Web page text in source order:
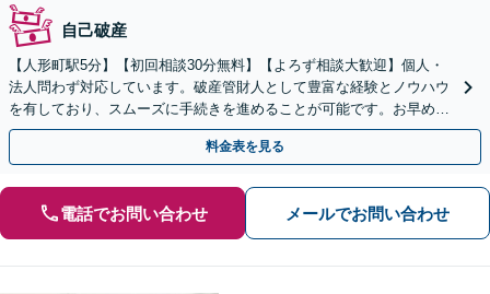
自己破産
【人形町駅5分】【初回相談30分無料】【よろず相談大歓迎】個人・
法人問わず対応しています。破産管財人として豊富な経験とノウハウ
を有しており、スムーズに手続きを進めることが可能です。お早めに
ご相談ください。【電話相談対応】【休日・夜間対応】
料金表を見る
電話でお問い合わせ メールでお問い合わせ